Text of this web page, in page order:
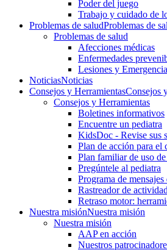
Poder del juego
Trabajo y cuidado de
Problemas de saludProblemas de
Problemas de salud
Afecciones médicas
Enfermedades
Lesiones y
NoticiasNoticias
Consejos y HerramientasConsejos
Consejos y Herramientas
Boletines informativos
Encuentre un pediatra
KidsDoc - Revise sus
Plan de acción para el
Plan familiar de uso
Pregúntele al pediatra
Programa de mensajes
Rastre​​ador de
Retraso motor:
Nuestra misiónNuestra misión
Nuestra misión
AAP en acción
Nuestros